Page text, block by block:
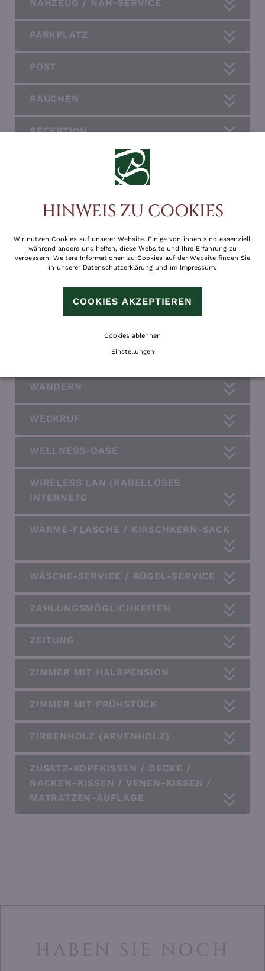
NÄHZEUG / NÄH-SERVICE
PARKPLATZ
POST
RAUCHEN
RÉCEPTION
SAFESCHLÜSSEL
SKI-AUSRÜSTUNC
SPORT „UMS HAUS“
WANDERN
WECKRUF
WELLNESS-OASE
WIRELESS LAN (KABELLOSES
INTERNETC
WÄRME-FLASCHE / KIRSCHKERN-SACK
WÄSCHE-SERVICE / BÜGEL-SERVICE
ZAHLUNGSMÖGLICHKEITEN
ZEITUNG
ZIMMER MIT HALBPENSION
ZIMMER MIT FRÜHSTÜCK
ZIRBENHOLZ (ARVENHOLZ)
ZUSATZ-KOPFKISSEN / DECKE /
NACKEN-KISSEN / VENEN-KISSEN /
MATRATZEN-AUFLAGE
HABEN SIE NOCH
HINWEIS ZU COOKIES
Wir nutzen Cookies auf unserer Website. Einige von ihnen sind essenziell,
während andere uns helfen, diese Website und Ihre Erfahrung zu
verbessern. Weitere Informationen zu Cookies auf der Website finden Sie
in unserer Datenschutzerklärung und im Impressum.
COOKIES AKZEPTIEREN
Cookies ablehnen
Einstellungen